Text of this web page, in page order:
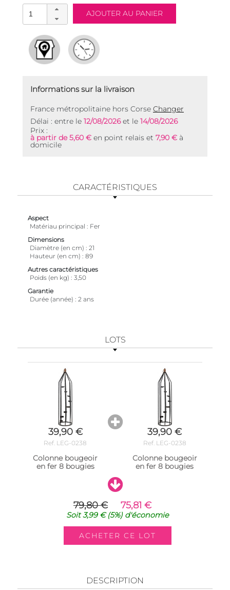
Informations sur la livraison
France métropolitaine hors Corse Changer
Délai : entre le 12/08/2026et le 14/08/2026
Prix :
à partir de 5,60 € en point relais et 7,90 € à
domicile
CARACTÉRISTIQUES
Aspect
Matériau principal
Fer
Dimensions
Diamètre (en cm)
21
Hauteur (en cm)
89
Autres caractéristiques
Poids (en kg)
3,50
Garantie
Durée (année)
2 ans
LOTS
39,90 €
Ref. LEG-0238
Colonne bougeoir
en fer 8 bougies
39,90 €
Ref. LEG-0238
Colonne bougeoir
en fer 8 bougies
79,80 € 75,81 €
Soit3,99 €(5%) d'économie
DESCRIPTION